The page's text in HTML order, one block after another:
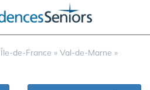
Île-de-France » Val-de-Marne »